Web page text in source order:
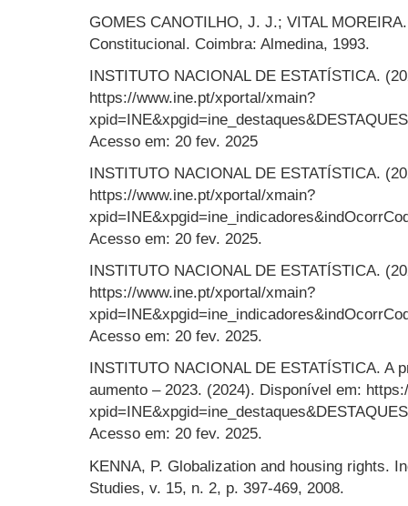
GOMES CANOTILHO, J. J.; VITAL
Constitucional. Coimbra: Almedina, 1993.
INSTITUTO NACIONAL DE ESTATÍSTICA.
https://www.ine.pt/xportal/xmain?
Acesso em: 20 fev. 2025
INSTITUTO NACIONAL DE ESTATÍSTICA.
https://www.ine.pt/xportal/xmain?
Acesso em: 20 fev. 2025.
INSTITUTO NACIONAL DE ESTATÍSTICA.
https://www.ine.pt/xportal/xmain?
Acesso em: 20 fev. 2025.
INSTITUTO NACIONAL DE ESTATÍSTICA. A
aumento – 2023. (2024). Disponível em:
Acesso em: 20 fev. 2025.
KENNA, P. Globalization and housing rights.
Studies, v. 15, n. 2, p. 397-469, 2008.